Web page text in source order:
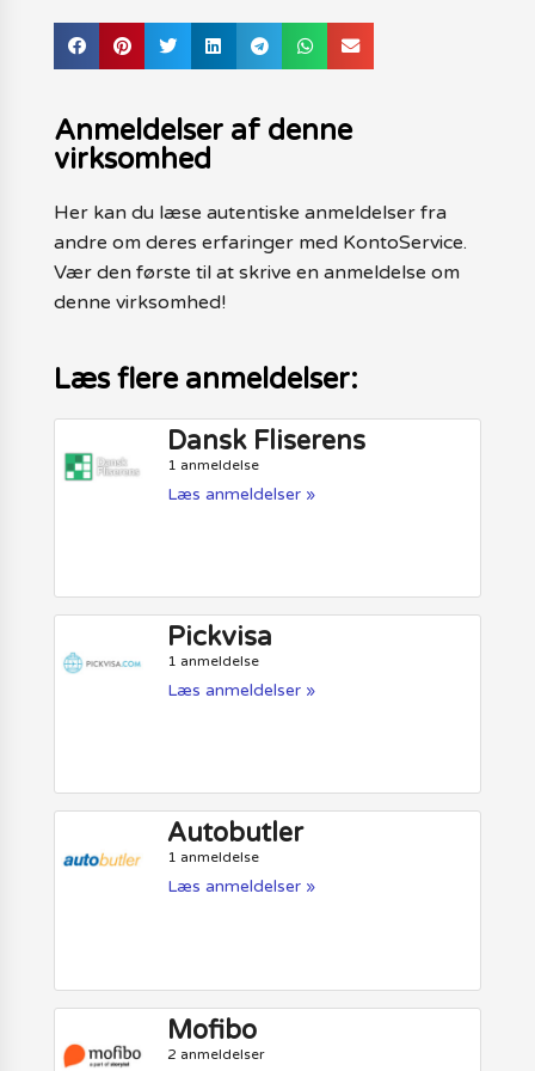
Anmeldelser af denne
virksomhed
Her kan du læse autentiske anmeldelser fra
andre om deres erfaringer med KontoService.
Vær den første til at skrive en anmeldelse om
denne virksomhed!
Læs flere anmeldelser:
Dansk Fliserens
1 anmeldelse
Læs anmeldelser »
Pickvisa
1 anmeldelse
Læs anmeldelser »
Autobutler
1 anmeldelse
Læs anmeldelser »
Mofibo
2 anmeldelser